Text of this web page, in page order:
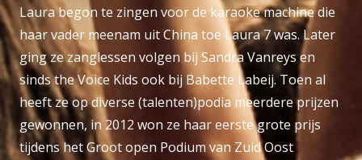
Laura begon te zingen voor de karaoke machine die
haar vader meenam uit China toe Laura 7 was. Later
ging ze zanglessen volgen bij Sandra Vanreys en
sinds the Voice Kids ook bij Babette Labeij. Toen al
heeft ze op diverse (talenten)podia meerdere prijzen
gewonnen, in 2012 won ze haar eerste grote prijs
tijdens het Groot open Podium van Zuid Oost